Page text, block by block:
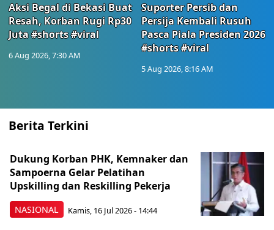
Aksi Begal di Bekasi Buat
Resah, Korban Rugi Rp30
Juta #shorts #viral
6 Aug 2026, 7:30 AM
Suporter Persib dan
Persija Kembali Rusuh
Pasca Piala Presiden 2026
#shorts #viral
5 Aug 2026, 8:16 AM
Berita Terkini
NASIONAL
Dukung Korban PHK, Kemnaker dan
Sampoerna Gelar Pelatihan
Upskilling dan Reskilling Pekerja
Kamis, 16 Jul 2026 - 14:44